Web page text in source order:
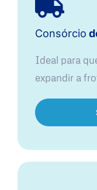
Consórcio
Ideal para
expandir a